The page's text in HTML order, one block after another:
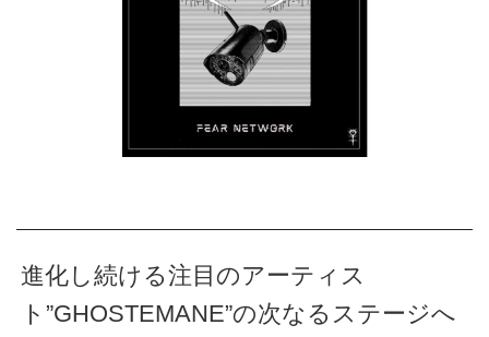
進化し続ける注目のアーティス
ト”GHOSTEMANE”の次なるステージへ